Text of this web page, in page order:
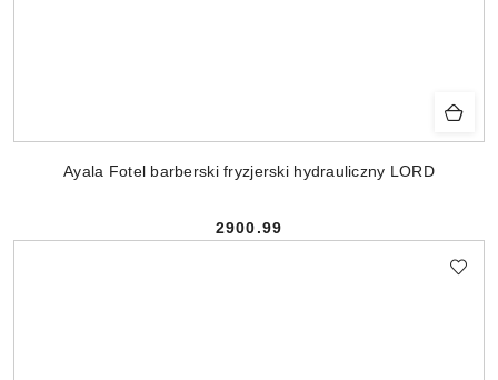
Ayala Fotel barberski fryzjerski hydrauliczny LORD
Cena:
2900.99